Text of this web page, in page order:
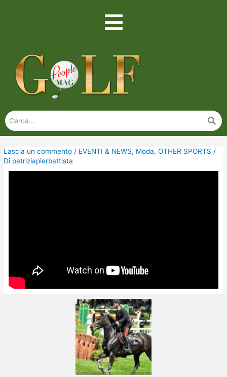
Lascia un commento / EVENTI & NEWS, Moda,OTHER SPORTS /
Di patriziapierbattista